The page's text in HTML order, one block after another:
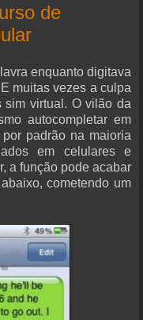
de
enquanto digitava
muitas vezes a culpa
sim virtual. O vilão da
autocompletar em
padrão na maioria
em celulares e
a função pode acabar
cometendo um